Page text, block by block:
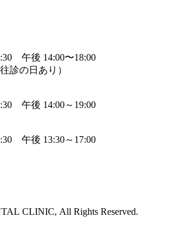
午後 14:00〜18:00
診の日あり）
午後 14:00～19:00
午後 13:30～17:00
CLINIC, All Rights Reserved.